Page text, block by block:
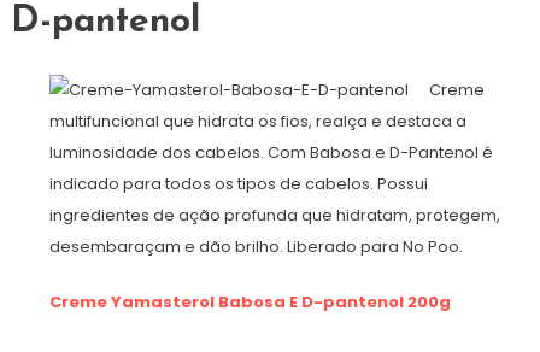
D-pantenol
Creme
multifuncional que hidrata os fios, realça e destaca a
luminosidade dos cabelos. Com Babosa e D-Pantenol é
indicado para todos os tipos de cabelos. Possui
ingredientes de ação profunda que hidratam, protegem,
desembaraçam e dão brilho. Liberado para No Poo.
Creme Yamasterol Babosa E D-pantenol 200g